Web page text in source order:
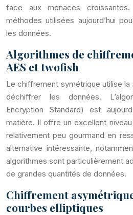
face aux menaces
méthodes utilisées aujourd’hui
les données.
Algorithmes de
AES et twofish
Le chiffrement symétrique utilise
déchiffrer les données.
Encryption Standard) est
matière. Il offre un excellent
relativement peu gourmand en
alternative intéressante,
algorithmes sont particulièrement
de grandes quantités de données.
Chiffrement
courbes elliptiques